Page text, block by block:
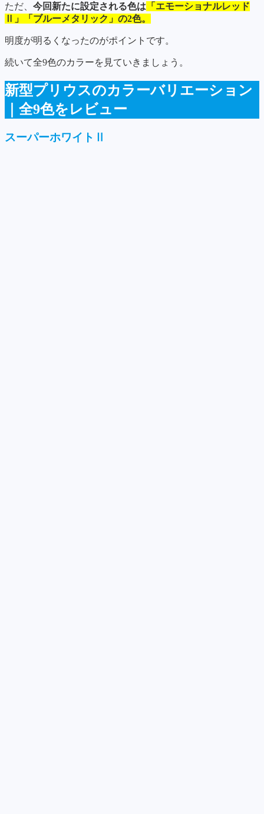
ただ、 今回新たに設定される色は 「エモーショナルレッド
Ⅱ」「ブルーメタリック」の2色。
明度が明るくなったのがポイントです。
続いて全9色のカラーを見ていきましょう。
新型プリウスのカラーバリエーション
｜全9色をレビュー
スーパーホワイトⅡ